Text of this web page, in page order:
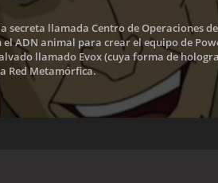
secreta llamada Centro de Operaciones
ADN animal para crear el equipo de
llamado Evox (cuya forma de
Red Metamórfica.